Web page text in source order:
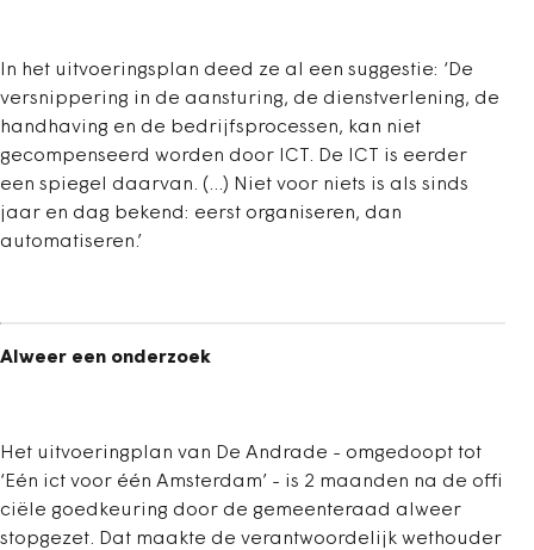
In het uitvoeringsplan deed ze al een suggestie: ‘De
versnippering in de aansturing, de dienstverlening, de
handhaving en de bedrijfsprocessen, kan niet
gecompenseerd worden door ICT. De ICT is eerder
een spiegel daarvan. (...) Niet voor niets is als sinds
jaar en dag bekend: eerst organiseren, dan
automatiseren.’
Alweer een onderzoek
Het uitvoeringplan van De Andrade - omgedoopt tot
‘Eén ict voor één Amsterdam’ - is 2 maanden na de offi
ciële goedkeuring door de gemeenteraad alweer
stopgezet. Dat maakte de verantwoordelijk wethouder